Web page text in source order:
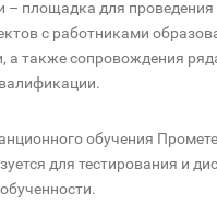
– площадка для проведения
с работниками
а также сопровождения
обучения
для тестирования и